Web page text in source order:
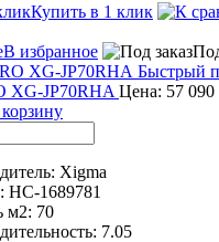
Купить в 1 клик
В избранное
Быстрый
XG-JP70RHA Цена: 57 090
Xigma
НС-1689781
м2: 70
7.05